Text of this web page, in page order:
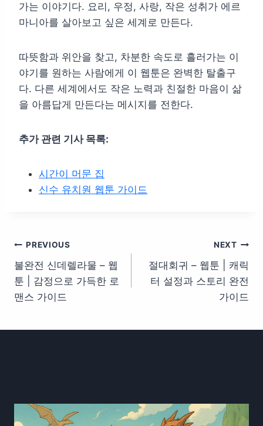
가는 이야기다. 요리, 우정, 사랑, 작은 성취가 에르
마니아를 살아보고 싶은 세계로 만든다.
따뜻함과 위안을 찾고, 차분한 속도로 흘러가는 이
야기를 원하는 사람에게 이 웹툰은 완벽한 탈출구
다. 다른 세계에서도 작은 노력과 친절한 마음이 삶
을 아름답게 만든다는 메시지를 전한다.
추가 관련 기사 목록:
시간이 머문 집
신수 유치원 웹툰 가이드
글
탐
색
PREVIOUS
불완전 신데렐라물 – 웹
툰 | 감정으로 가득한 로
맨스 가이드
NEXT
절대회귀 – 웹툰 | 캐릭
터 설정과 스토리 완전
가이드